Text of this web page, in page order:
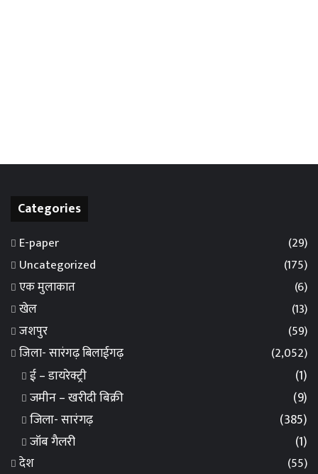
Categories
E-paper
(29)
Uncategorized
(175)
एक मुलाकात
(6)
खेल
(13)
जशपुर
(59)
जिला- सारंगढ़ बिलाईगढ़
(2,052)
ई – डायरेक्ट्री
(1)
जमीन – खरीदी बिक्री
(9)
जिला- सारंगढ़
(385)
जॉब गैलरी
(1)
देश
(55)